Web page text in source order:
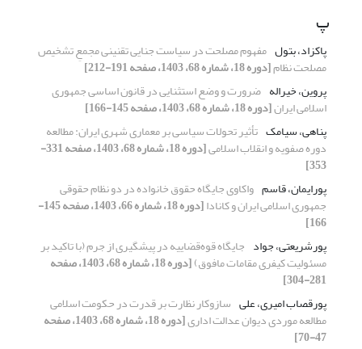
پ
پاکزاد، بتول مفهوم مصلحت در سیاست جنایی تقنینی مجمعِ تشخیص
مصلحت نظام[دوره 18، شماره 68، 1403، صفحه 191-212]
پروین، خیراله ضرورت و وضع استثنایی در قانون اساسی جمهوری
اسلامی ایران[دوره 18، شماره 68، 1403، صفحه 145-166]
پناهی، سیامک تأثیر تحولات سیاسی بر معماری شهری ایران: مطالعه
دوره صفویه و انقلاب اسلامی [دوره 18، شماره 68، 1403، صفحه 331-
353]
پورایمان، قاسم واکاوی جایگاه حقوق خانواده در دو نظام حقوقی
جمهوری اسلامی ایران و کانادا [دوره 18، شماره 66، 1403، صفحه 145-
166]
پورشریعتی، جواد جایگاه قوه‌قضاییه در پیشگیری از جرم (با تاکید بر
مسئولیت کیفری مقامات مافوق) [دوره 18، شماره 68، 1403، صفحه
281-304]
پورقصاب امیری، علی سازوکار نظارت بر قدرت در حکومت اسلامی
مطالعه موردی دیوان عدالت اداری [دوره 18، شماره 68، 1403، صفحه
47-70]